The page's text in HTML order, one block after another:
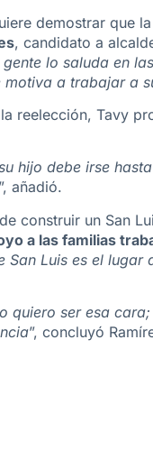
demostrar que
, candidato a
lo saluda en
a trabajar a
reelección, Tavy
hijo debe irse
”, añadió.
construir un San
a las familias
Luis es el lugar
quiero ser esa
”, concluyó